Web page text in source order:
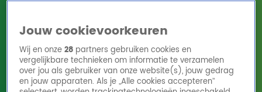
HomeActiesRadioshows DJ'sRadio 10 zendersHitlijsten
Jouw cookievoorkeuren
Wij en onze28 partners gebruiken cookies en
vergelijkbare technieken om informatie te verzamelen
over jou als gebruiker van onze website(s), jouw gedrag
en jouw apparaten. Als je „Alle cookies accepteren”